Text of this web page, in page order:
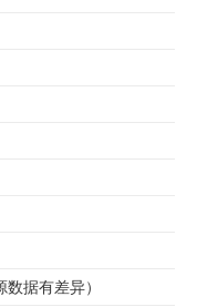
据有差异）